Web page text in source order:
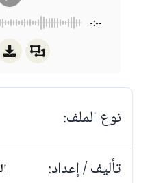
-:--
نوع الملف:
تأليف / إعداد: